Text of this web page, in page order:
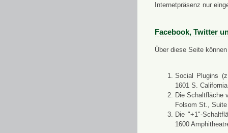
Internetpräsenz nur
Facebook, Twitter
Über diese Seite
Social Plugins
1601 S.
Die Schaltfläche
Folsom St.,
Die "+1"-
1600